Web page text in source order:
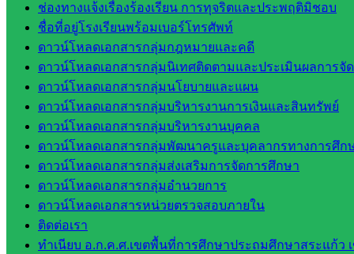
ช่องทางแจ้งเรื่องร้องเรียน การทุจริตและประพฤติมิชอบ
ชื่อที่อยู่โรงเรียนพร้อมเบอร์โทรศัพท์
ดาวน์โหลดเอกสารกลุ่มกฎหมายและคดี
ดาวน์โหลดเอกสารกลุ่มนิเทศติดตามและประเมินผลการจั
ดาวน์โหลดเอกสารกลุ่มนโยบายและแผน
ดาวน์โหลดเอกสารกลุ่มบริหารงานการเงินและสินทรัพย์
ดาวน์โหลดเอกสารกลุ่มบริหารงานบุคคล
ดาวน์โหลดเอกสารกลุ่มพัฒนาครูและบุคลากรทางการศึก
ดาวน์โหลดเอกสารกลุ่มส่งเสริมการจัดการศึกษา
ดาวน์โหลดเอกสารกลุ่มอำนวยการ
ดาวน์โหลดเอกสารหน่วยตรวจสอบภายใน
ติดต่อเรา
ทำเนียบ อ.ก.ค.ศ.เขตพื้นที่การศึกษาประถมศึกษาสระแก้ว
สินทรัพย์
กลุ่มน
โยบาย
และแผน
กลุ่มส่ง
เสริมการ
จัดการ
ศึกษา
กลุ่ม
บริหาร
งาน
บุคคล